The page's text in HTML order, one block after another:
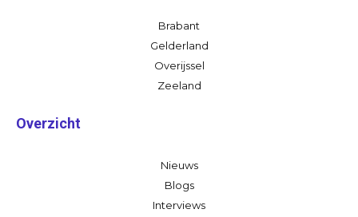
Brabant
Gelderland
Overijssel
Zeeland
Overzicht
Nieuws
Blogs
Interviews